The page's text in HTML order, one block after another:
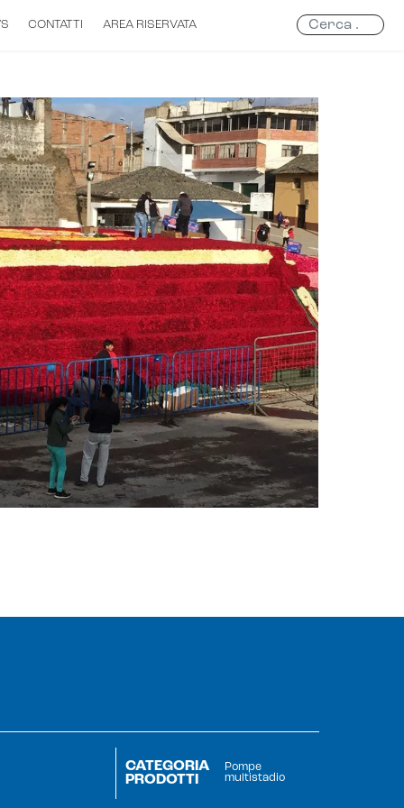
CONTATTI AREA RISERVATA
Search
CATEGORIA
PRODOTTI
Pompe
multistadio